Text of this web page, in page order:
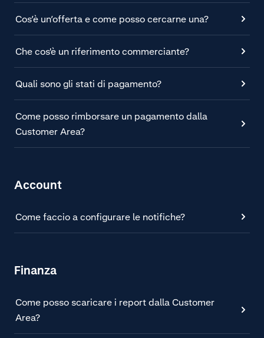
Cos’è un’offerta e come posso cercarne una?
Che cos'è un riferimento commerciante?
Quali sono gli stati di pagamento?
Come posso rimborsare un pagamento dalla
Customer Area?
Account
Come faccio a configurare le notifiche?
Finanza
Come posso scaricare i report dalla Customer
Area?